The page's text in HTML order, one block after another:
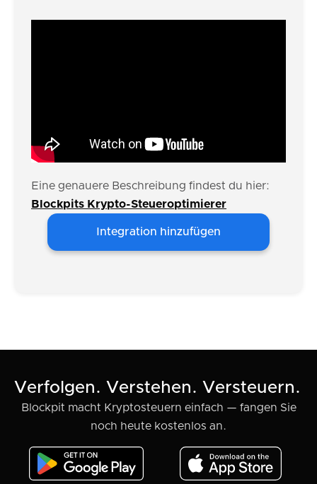
Eine genauere Beschreibung findest du hier:
Blockpits Krypto-Steueroptimierer
Integration hinzufügen
Verfolgen. Verstehen. Versteuern.
Blockpit macht Kryptosteuern einfach — fangen Sie
noch heute kostenlos an.